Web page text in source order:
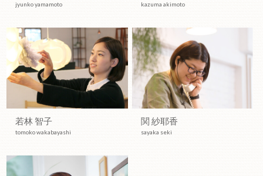
jyunko yamamoto kazuma akimoto
若林 智子
tomoko wakabayashi
関 紗耶香
sayaka seki